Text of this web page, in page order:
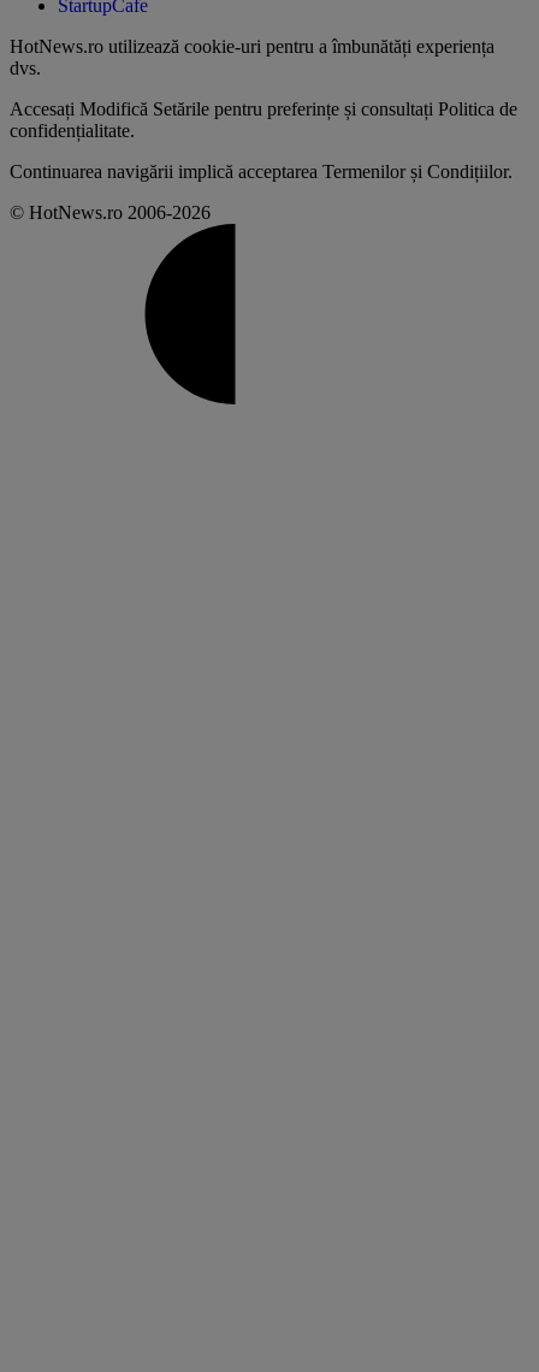
StartupCafe
HotNews.ro utilizează cookie-uri pentru a îmbunătăți experiența
dvs.
Accesați Modifică Setările pentru preferințe și consultați Politica de
confidențialitate.
Continuarea navigării implică acceptarea Termenilor și Condițiilor.
© HotNews.ro 2006-2026